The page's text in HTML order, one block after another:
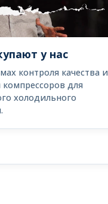
у нас
контроля качества и
для
холодильного